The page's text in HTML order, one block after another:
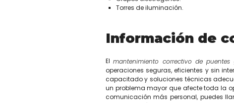
Torres de iluminación.
Información de
Elmantenimiento correctivo de puentes
operaciones seguras, eficientes y sin
capacitado y soluciones técnicas
un problema mayor que afecte toda la
comunicación más personal, puedes